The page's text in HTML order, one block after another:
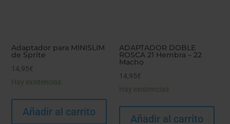
Adaptador para MINISLIM
de Sprite
14,95€
Hay existencias
Añadir al carrito
ADAPTADOR DOBLE
ROSCA 21 Hembra – 22
Macho
14,95€
Hay existencias
Añadir al carrito